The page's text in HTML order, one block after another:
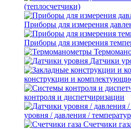
(теплосчетчики)
Приборы для измерения
Приборы для измерения
Датчики
конструкции и
контроля и диспетчиризации
уровня / давления /
Счетчики